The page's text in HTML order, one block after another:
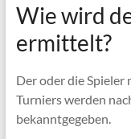
Wie wird
ermittelt?
Der oder die Spieler
Turniers werden
bekanntgegeben.